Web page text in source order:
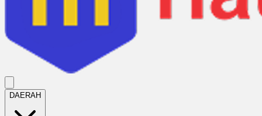
DAERAH